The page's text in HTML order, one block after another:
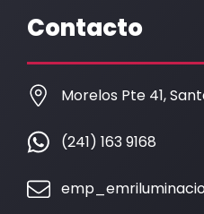
b
o
o
k
a
g
r
a
m
Contacto
Morelos Pte 41,
(241) 163 9168